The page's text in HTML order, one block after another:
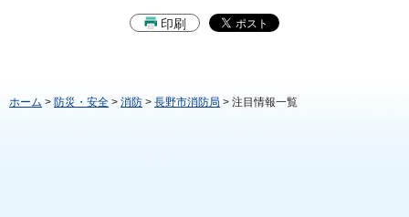
印刷
ホーム > 防災・安全 > 消防 > 長野市消防局 > 注目情報一覧